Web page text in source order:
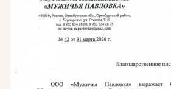
Руководителям и
организаций, использующих
оборудование.
осуществляющим
и отходов чёрных и цветных